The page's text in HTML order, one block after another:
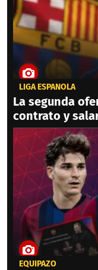
LIGA ESPAÑOLA
La segunda
contrato y
EQUIPAZO